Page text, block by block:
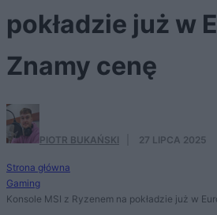
pokładzie już w
Znamy cenę
PIOTR BUKAŃSKI 27 LIPCA 2025
Strona główna
Gaming
Konsole MSI z Ryzenem na pokładzie już w